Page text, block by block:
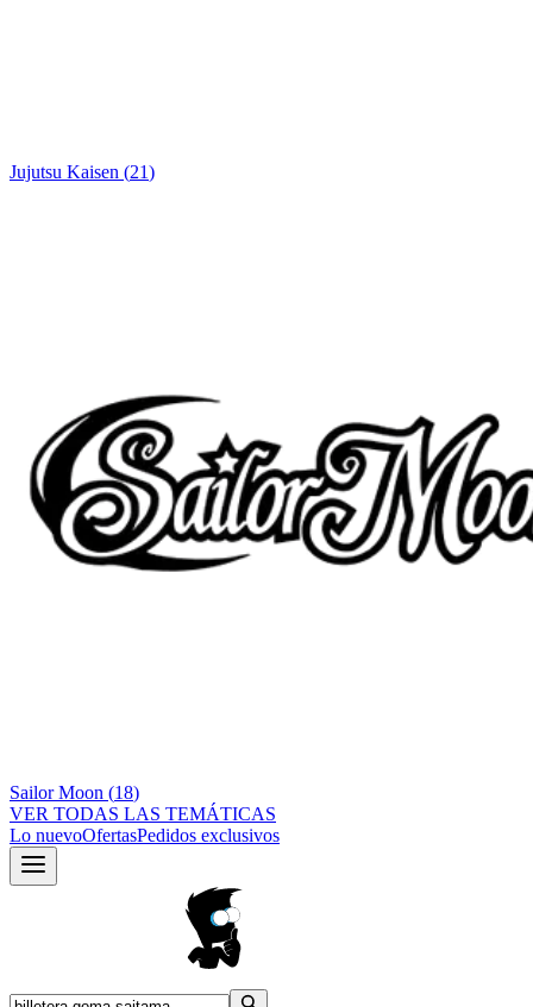
Jujutsu Kaisen (21)
Sailor Moon (18)
VER TODAS LAS TEMÁTICAS
Lo nuevoOfertasPedidos exclusivos